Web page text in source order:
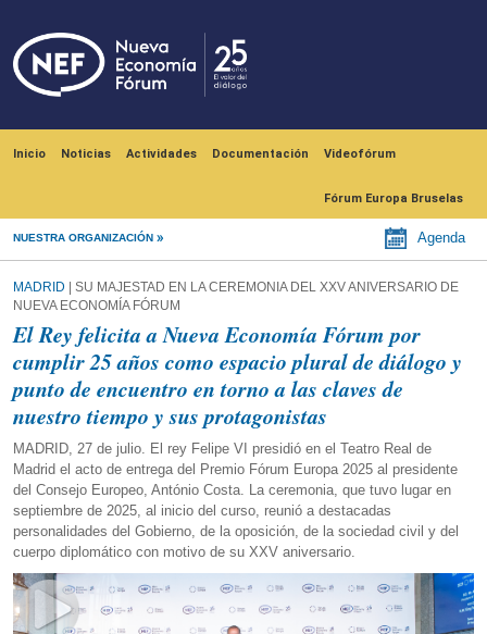
Inicio Noticias Actividades Documentación Videofórum
Fórum Europa Bruselas
NUESTRA ORGANIZACIÓN Agenda
MADRID | SU MAJESTAD EN LA CEREMONIA DEL XXV ANIVERSARIO DE
NUEVA ECONOMÍA FÓRUM
El Rey felicita a Nueva Economía Fórum por
cumplir 25 años como espacio plural de diálogo y
punto de encuentro en torno a las claves de
nuestro tiempo y sus protagonistas
MADRID, 27 de julio. El rey Felipe VI presidió en el Teatro Real de
Madrid el acto de entrega del Premio Fórum Europa 2025 al presidente
del Consejo Europeo, António Costa. La ceremonia, que tuvo lugar en
septiembre de 2025, al inicio del curso, reunió a destacadas
personalidades del Gobierno, de la oposición, de la sociedad civil y del
cuerpo diplomático con motivo de su XXV aniversario.